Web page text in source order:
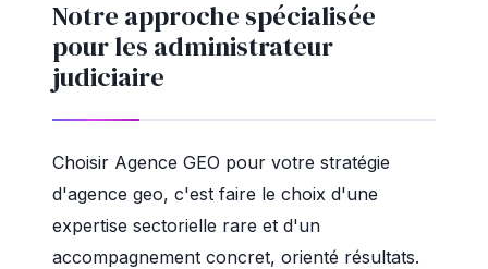
Notre approche spécialisée
pour les administrateur
judiciaire
Choisir Agence GEO pour votre stratégie
d'agence geo, c'est faire le choix d'une
expertise sectorielle rare et d'un
accompagnement concret, orienté résultats.